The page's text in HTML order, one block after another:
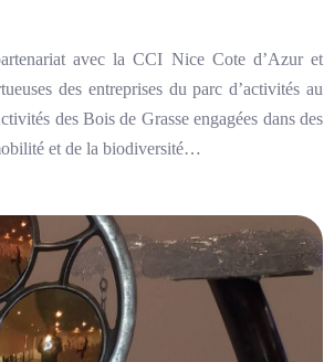
avec la CCI Nice Cote d’Azur et
des entreprises du parc d’activités au
des Bois de Grasse engagées dans des
et de la biodiversité…